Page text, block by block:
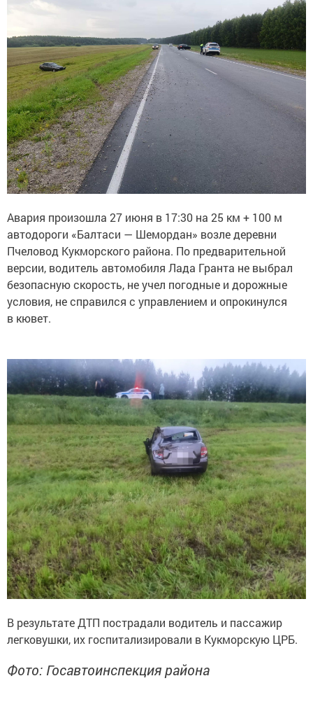
Авария произошла 27 июня в 17:30 на 25 км + 100 м
автодороги «Балтаси — Шемордан» возле деревни
Пчеловод Кукморского района. По предварительной
версии, водитель автомобиля Лада Гранта не выбрал
безопасную скорость, не учел погодные и дорожные
условия, не справился с управлением и опрокинулся
в кювет.
В результате ДТП пострадали водитель и пассажир
легковушки, их госпитализировали в Кукморскую ЦРБ.
Фото: Госавтоинспекция района